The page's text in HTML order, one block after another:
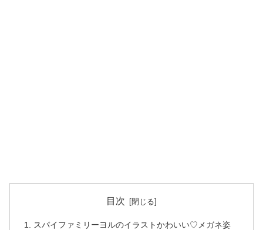
目次
スパイファミリーヨルのイラストかわいい♡メガネ姿